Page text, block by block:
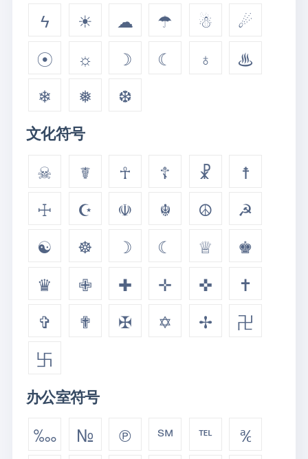
ϟ ☀ ☁ ☂ ☃
☄
☉
☼ ☽ ☾ ♁
♨
❄
❅ ❆
文化符号
☠ ☤ ☥ ☦ ☧
☨
☩
☪ ☫ ☬ ☮
☭
☯
☸ ☽ ☾ ♕
♚
♛
✙ ✚ ✛ ✜
✝
✞
✟ ✠ ✡ ✢
卍
卐
办公室符号
‱ № ℗ ℠ ℡
℀